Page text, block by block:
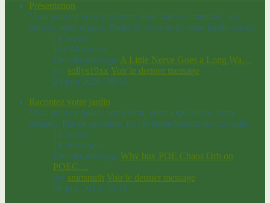
Présentation
Vous pouvez vous présenter, nous dire vos attentes, vos
envies, votre région. Parler de vous et de votre jardin secret.
71 Sujets
164 Messages
Dernier message A Little Nerve Goes a Long Wa…
par sollys19xx Voir le dernier message
29 juin 2026, 16:10
Racontez votre jardin
Vous pouvez poster votre récit, votre expérience, votre
passion. Pas de question, ici ; éventuellement des conseils.
10 Sujets
16 Messages
Dernier message Why buy POE Chaos Orb on
POEC…
par smrtsmith Voir le dernier message
26 juil. 2019, 09:10